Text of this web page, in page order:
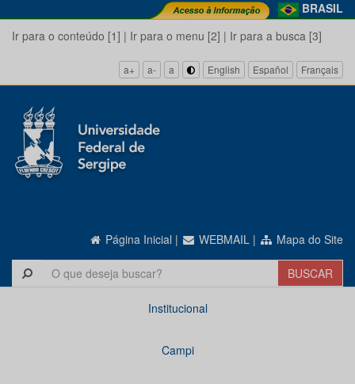
BRASIL
Ir para o conteúdo [1] | Ir para o menu [2] | Ir para a busca [3]
a+ a- a English Español Français
Página Inicial | WEBMAIL | Mapa do Site
Institucional
Campi